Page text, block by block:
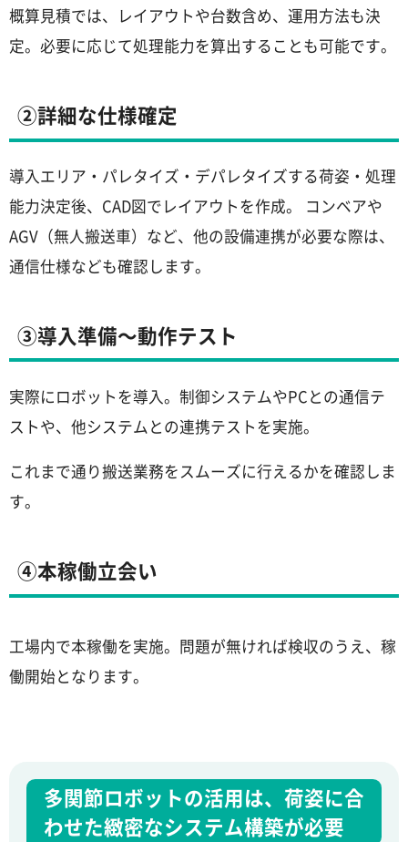
概算見積では、レイアウトや台数含め、運用方法も決
定。必要に応じて処理能力を算出することも可能です。
②詳細な仕様確定
導入エリア・パレタイズ・デパレタイズする荷姿・処理
能力決定後、CAD図でレイアウトを作成。 コンベアや
AGV（無人搬送車）など、他の設備連携が必要な際は、
通信仕様なども確認します。
③導入準備～動作テスト
実際にロボットを導入。制御システムやPCとの通信テ
ストや、他システムとの連携テストを実施。
これまで通り搬送業務をスムーズに行えるかを確認しま
す。
④本稼働立会い
工場内で本稼働を実施。問題が無ければ検収のうえ、稼
働開始となります。
多関節ロボットの活用は、荷姿に合
わせた緻密なシステム構築が必要